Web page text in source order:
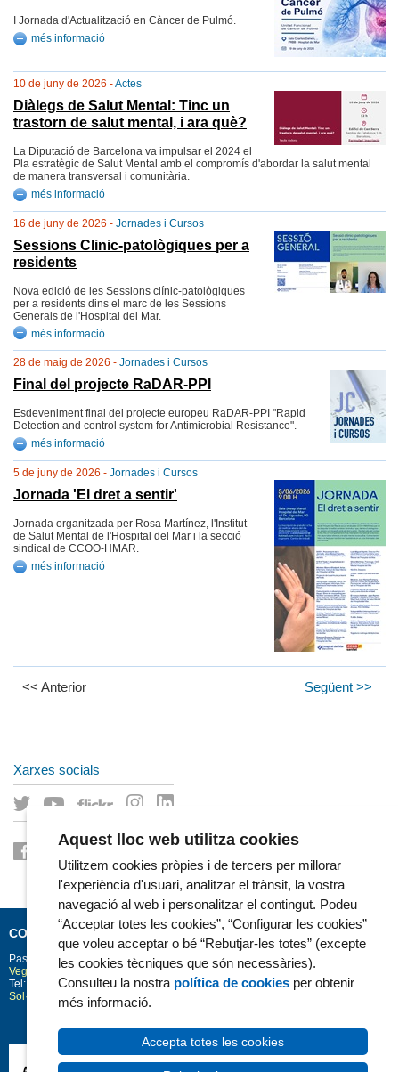
I Jornada d'Actualització en Càncer de Pulmó.
més informació
10 de juny de 2026 -Actes
Diàlegs de Salut Mental: Tinc un
trastorn de salut mental, i ara què?
La Diputació de Barcelona va impulsar el 2024 el
Pla estratègic de Salut Mental amb el compromís d'abordar la salut mental
de manera transversal i comunitària.
més informació
16 de juny de 2026 - Jornades i Cursos
Sessions Clinic-patològiques per a
residents
Nova edició de les Sessions clínic-patològiques
per a residents dins el marc de les Sessions
Generals de l'Hospital del Mar.
més informació
28 de maig de 2026 - Jornades i Cursos
Final del projecte RaDAR-PPI
Esdeveniment final del projecte europeu RaDAR-PPI "Rapid
Detection and control system for Antimicrobial Resistance".
més informació
5 de juny de 2026 - Jornades i Cursos
Jornada 'El dret a sentir'
Jornada organitzada per Rosa Martínez, l'Institut
de Salut Mental de l'Hospital del Mar i la secció
sindical de CCOO-HMAR.
més informació
<< Anterior Següent >>
Xarxes socials
CONTACTE
Passeig Marítim 25-29 Barcelona 08003
Vegeu la situació a Google Maps
Tel: 93 248 30 00 · Fax: 93 248 32 54
Sol·licitud d'informació
Aquest lloc web utilitza cookies
Utilitzem cookies pròpies i de tercers per millorar
l'experiència d'usuari, analitzar el trànsit, la vostra
navegació al web i personalitzar el contingut. Podeu
“Acceptar totes les cookies”, “Configurar les cookies”
que voleu acceptar o bé “Rebutjar-les totes” (excepte
les cookies tècniques que són necessàries).
Consulteu la nostra política de cookies per obtenir
més informació.
Accepta totes les cookies